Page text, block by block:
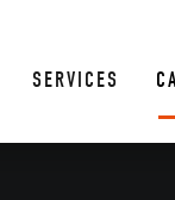
SERVICES